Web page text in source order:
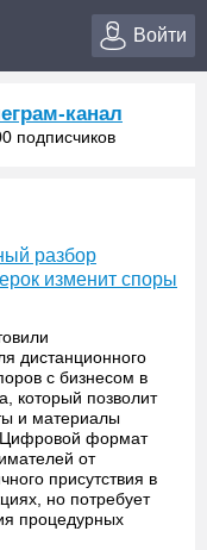
Войти
канал
подписчиков
разбор
изменит споры
дистанционного
с бизнесом в
который позволит
и материалы
формат
от
присутствия в
но потребует
процедурных